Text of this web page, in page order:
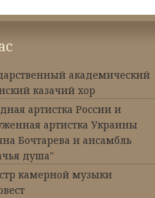
академический
казачий хор
артистка России и
артистка Украины
Бочтарева и ансамбль
душа"
камерной музыки